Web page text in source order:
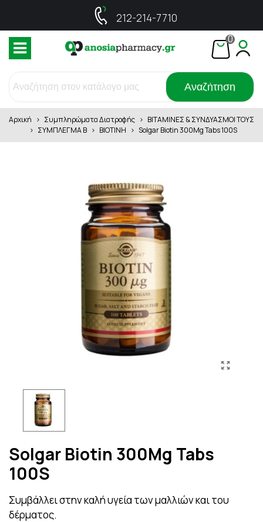
212-214-7710
0
Αναζήτηση
Αρχική > Συμπληρώματα Διατροφής > ΒΙΤΑΜΙΝΕΣ & ΣΥΝΔΥΑΣΜΟΙ ΤΟΥΣ
> ΣΥΜΠΛΕΓΜΑ B > ΒΙΟΤΙΝΗ > Solgar Biotin 300Μg Tabs 100S
Solgar Biotin 300Μg Tabs
100S
Συμβάλλει στην καλή υγεία των μαλλιών και του
δέρματος.